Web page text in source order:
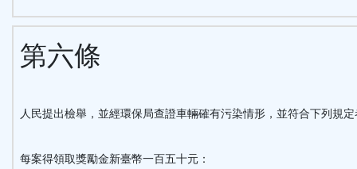
第六條
人民提出檢舉，並經環保局查證車輛確有污染情形，並符合下列規
每案得領取獎勵金新臺幣一百五十元：